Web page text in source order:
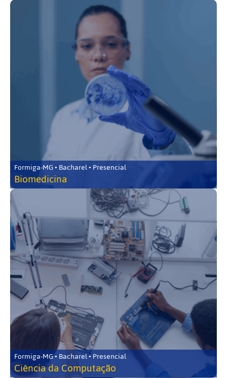
Formiga-MG • Bacharel • Presencial
Biomedicina
Formiga-MG • Bacharel • Presencial
Ciência da Computação